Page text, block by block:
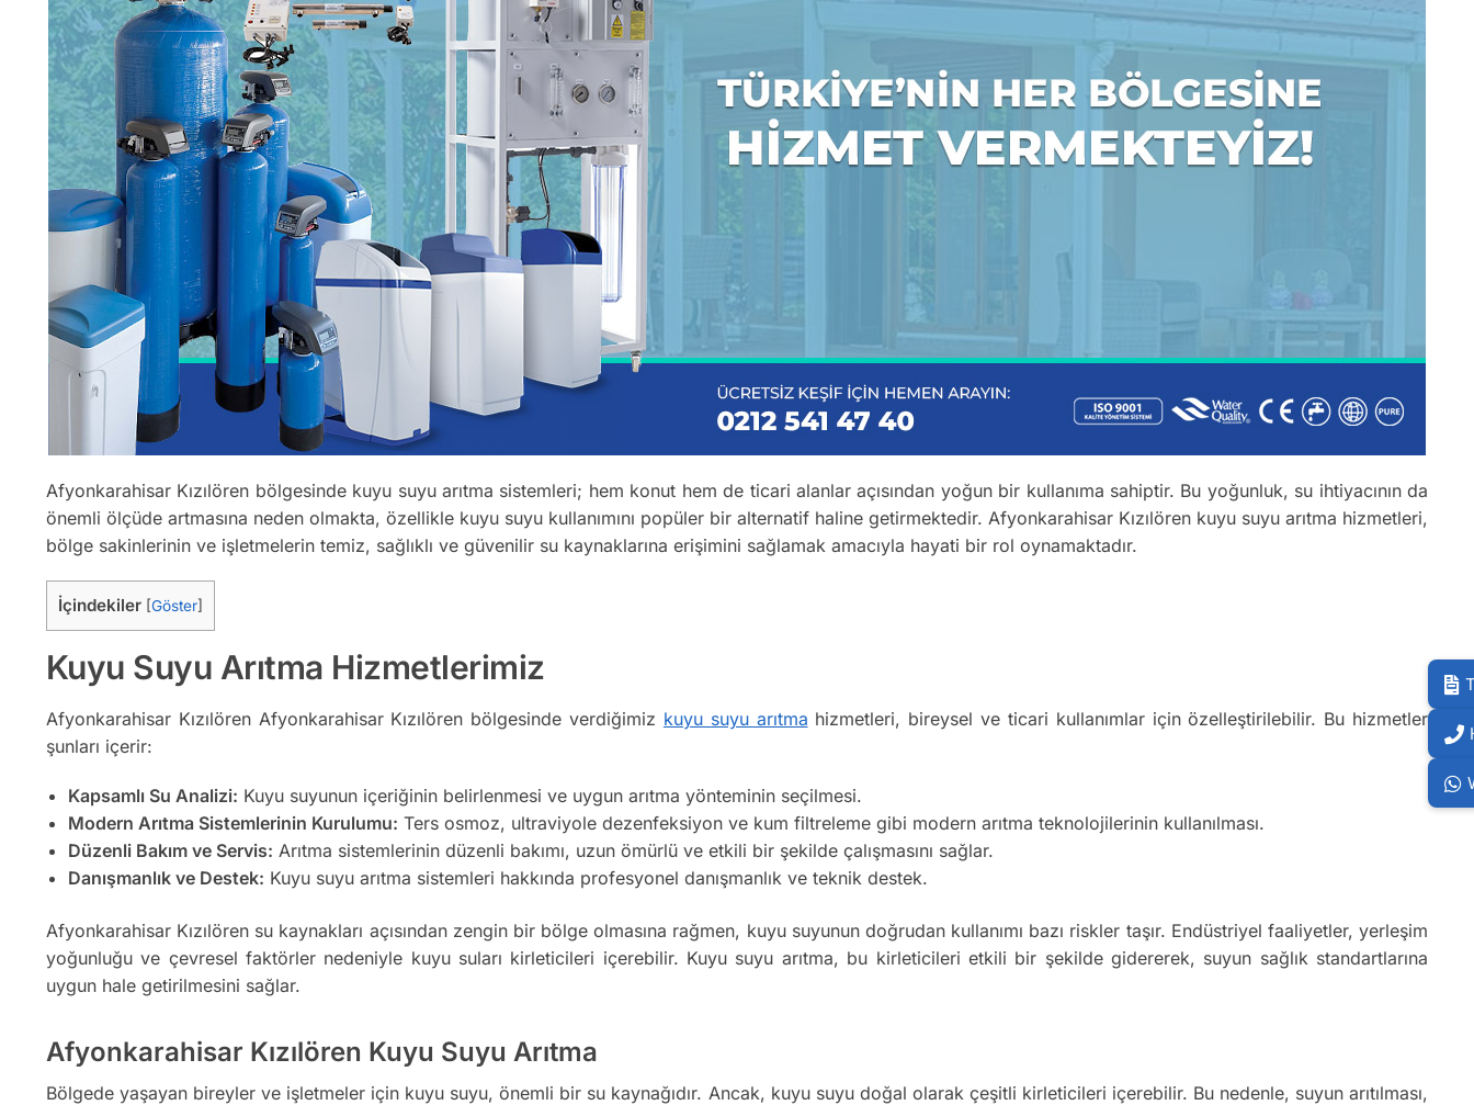
Afyonkarahisar Kızılören bölgesinde kuyu suyu arıtma sistemleri; hem konut hem de ticari alanlar açısından yoğun bir kullanıma sahiptir. Bu yoğunluk, su ihtiyacının da
önemli ölçüde artmasına neden olmakta, özellikle kuyu suyu kullanımını popüler bir alternatif haline getirmektedir. Afyonkarahisar Kızılören kuyu suyu arıtma hizmetleri,
bölge sakinlerinin ve işletmelerin temiz, sağlıklı ve güvenilir su kaynaklarına erişimini sağlamak amacıyla hayati bir rol oynamaktadır.
İçindekiler [Göster]
Kuyu Suyu Arıtma Hizmetlerimiz
Afyonkarahisar Kızılören Afyonkarahisar Kızılören bölgesinde verdiğimiz kuyu suyu arıtma hizmetleri, bireysel ve ticari kullanımlar için özelleştirilebilir. Bu hizmetler
şunları içerir:
Kapsamlı Su Analizi: Kuyu suyunun içeriğinin belirlenmesi ve uygun arıtma yönteminin seçilmesi.
Modern Arıtma Sistemlerinin Kurulumu: Ters osmoz, ultraviyole dezenfeksiyon ve kum filtreleme gibi modern arıtma teknolojilerinin kullanılması.
Düzenli Bakım ve Servis: Arıtma sistemlerinin düzenli bakımı, uzun ömürlü ve etkili bir şekilde çalışmasını sağlar.
Danışmanlık ve Destek: Kuyu suyu arıtma sistemleri hakkında profesyonel danışmanlık ve teknik destek.
Afyonkarahisar Kızılören su kaynakları açısından zengin bir bölge olmasına rağmen, kuyu suyunun doğrudan kullanımı bazı riskler taşır. Endüstriyel faaliyetler, yerleşim
yoğunluğu ve çevresel faktörler nedeniyle kuyu suları kirleticileri içerebilir. Kuyu suyu arıtma, bu kirleticileri etkili bir şekilde gidererek, suyun sağlık standartlarına
uygun hale getirilmesini sağlar.
Afyonkarahisar Kızılören Kuyu Suyu Arıtma
Bölgede yaşayan bireyler ve işletmeler için kuyu suyu, önemli bir su kaynağıdır. Ancak, kuyu suyu doğal olarak çeşitli kirleticileri içerebilir. Bu nedenle, suyun arıtılması,